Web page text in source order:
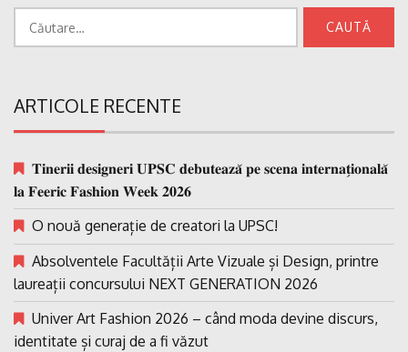
ARTICOLE RECENTE
𝐓𝐢𝐧𝐞𝐫𝐢𝐢 𝐝𝐞𝐬𝐢𝐠𝐧𝐞𝐫𝐢 𝐔𝐏𝐒𝐂 𝐝𝐞𝐛𝐮𝐭𝐞𝐚𝐳𝐚̆ 𝐩𝐞 𝐬𝐜𝐞𝐧𝐚 𝐢𝐧𝐭𝐞𝐫𝐧𝐚𝐭̗𝐢𝐨𝐧𝐚𝐥𝐚̆
𝐥𝐚 𝐅𝐞𝐞𝐫𝐢𝐜 𝐅𝐚𝐬𝐡𝐢𝐨𝐧 𝐖𝐞𝐞𝐤 𝟐𝟎𝟐𝟔
O nouă generație de creatori la UPSC!
Absolventele Facultății Arte Vizuale și Design, printre
laureații concursului NEXT GENERATION 2026
Univer Art Fashion 2026 – când moda devine discurs,
identitate și curaj de a fi văzut